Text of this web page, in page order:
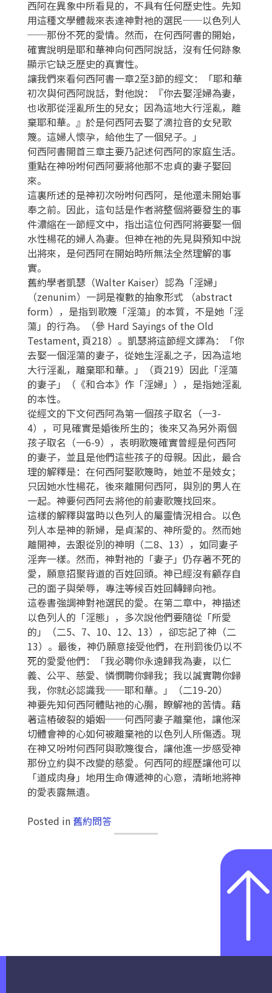
西阿在異象中所看見的，不具有任何歷史性。先知
用這種文學體裁來表達神對祂的選民──以色列人
──那份不死的愛情。然而，在何西阿書的開始，
確實說明是耶和華神向何西阿說話，沒有任何跡象
顯示它缺乏歷史的真實性。
讓我們來看何西阿書一章2至3節的經文：「耶和華
初次與何西阿說話，對他說：『你去娶淫婦為妻，
也收那從淫亂所生的兒女；因為這地大行淫亂，離
棄耶和華。』於是何西阿去娶了滴拉音的女兒歌
篾。這婦人懷孕，給他生了一個兒子。」
何西阿書開首三章主要乃記述何西阿的家庭生活。
重點在神吩咐何西阿要將他那不忠貞的妻子娶回
來。
這裏所述的是神初次吩咐何西阿，是他還未開始事
奉之前。因此，這句話是作者將整個將要發生的事
件濃縮在一節經文中，指出這位何西阿將要娶一個
水性楊花的婦人為妻。但神在祂的先見與預知中說
出將來，是何西阿在開始時所無法全然理解的事
實。
舊約學者凱瑟（Walter Kaiser）認為「淫婦」
（zenunim）一詞是複數的抽象形式 （abstract
form），是指到歌篾「淫蕩」的本質，不是她「淫
蕩」的行為。（參 Hard Sayings of the Old
Testament, 頁218）。凱瑟將這節經文譯為：「你
去娶一個淫蕩的妻子，從她生淫亂之子，因為這地
大行淫亂，離棄耶和華。」（頁219）因此「淫蕩
的妻子」（《和合本》作「淫婦」），是指她淫亂
的本性。
從經文的下文何西阿為第一個孩子取名（一3-
4），可見確實是婚後所生的；後來又為另外兩個
孩子取名（一6-9），表明歌篾確實曾經是何西阿
的妻子，並且是他們這些孩子的母親。因此，最合
理的解釋是：在何西阿娶歌篾時，她並不是妓女；
只因她水性楊花，後來離開何西阿，與別的男人在
一起。神要何西阿去將他的前妻歌篾找回來。
這樣的解釋與當時以色列人的屬靈情況相合。以色
列人本是神的新婦，是貞潔的、神所愛的。然而她
離開神，去跟從別的神明（二8、13），如同妻子
淫奔一樣。然而，神對祂的「妻子」仍存著不死的
愛，願意招聚背道的百姓回頭。神已經沒有顧存自
己的面子與榮辱，專注等候百姓回轉歸向祂。
這卷書強調神對祂選民的愛。在第二章中，神描述
以色列人的「淫態」，多次說他們要隨從「所愛
的」（二5、7、10、12、13），卻忘記了神（二
13）。最後，神仍願意接受他們，在刑罰後仍以不
死的愛愛他們：「我必聘你永遠歸我為妻，以仁
義、公平、慈愛、憐憫聘你歸我；我以誠實聘你歸
我，你就必認識我──耶和華。」（二19-20）
神要先知何西阿體貼祂的心腸，瞭解祂的苦情。藉
著這樁破裂的婚姻──何西阿妻子離棄他，讓他深
切體會神的心如何被離棄祂的以色列人所傷透。現
在神又吩咐何西阿與歌篾復合，讓他進一步感受神
那份立約與不改變的慈愛。何西阿的經歷讓他可以
「道成肉身」地用生命傳遞神的心意，清晰地將神
的愛表露無遺。
Posted in 舊約問答